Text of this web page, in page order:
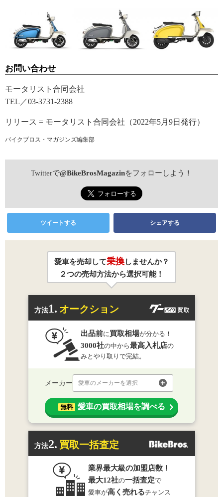
お問い合わせ
モータリスト合同会社
TEL／03-3731-2388
リリース = モータリスト合同会社（2022年5月9日発行）
バイクブロス・マガジンズ編集部
Twitterで@BikeBrosMagazinをフォローしよう！
ツイートする シェアする
愛車を売却して乗換しませんか？
２つの売却方法から選択可能！
方法1. オークション
出品前に買取相場が分かる！
3000社の中から最高入札店の
みとやり取りで完結。
メーカー 愛車のメーカーを選択
無料 愛車の買取相場を調べる
方法2. 買取一括査定
業界最大級の加盟店数！
最大12社の一括査定で
愛車が高く売れるチャンス